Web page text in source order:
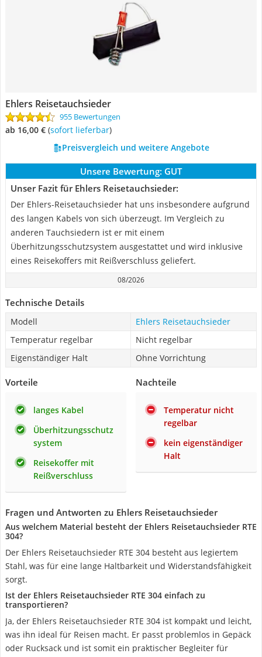
Ehlers Reisetauchsieder
955 Bewertungen
ab 16,00 € ( Sofort lieferbar)
Preisvergleich und weitere Angebote
Unsere Bewertung: GUT
Unser Fazit für Ehlers Reisetauchsieder:
Der Ehlers-Reisetauchsieder hat uns insbesondere aufgrund
des langen Kabels von sich überzeugt. Im Vergleich zu
anderen Tauchsiedern ist er mit einem
Überhitzungsschutzsystem ausgestattet und wird inklusive
eines Reisekoffers mit Reißverschluss geliefert.
08/2026
Technische Details
Modell
Ehlers Reisetauchsieder
Temperatur regelbar
Nicht regelbar
Eigenständiger Halt
Ohne Vorrichtung
Vorteile
langes Kabel
Überhitzungsschutz
system
Reisekoffer mit
Reißverschluss
Nachteile
Temperatur nicht
regelbar
kein eigenständiger
Halt
Fragen und Antworten zu Ehlers Reisetauchsieder
Aus welchem Material besteht der Ehlers Reisetauchsieder RTE
304?
Der Ehlers Reisetauchsieder RTE 304 besteht aus legiertem
Stahl, was für eine lange Haltbarkeit und Widerstandsfähigkeit
sorgt.
Ist der Ehlers Reisetauchsieder RTE 304 einfach zu
transportieren?
Ja, der Ehlers Reisetauchsieder RTE 304 ist kompakt und leicht,
was ihn ideal für Reisen macht. Er passt problemlos in Gepäck
oder Rucksack und ist somit ein praktischer Begleiter für